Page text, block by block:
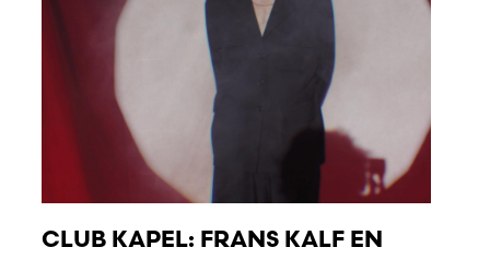
CLUB KAPEL: FRANS KALF EN